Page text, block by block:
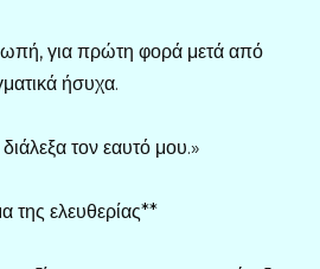
για πρώτη φορά μετά από
ήσυχα.
τον εαυτό μου.»
της ελευθερίας**